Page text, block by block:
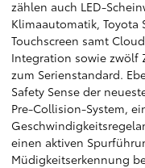
zählen auch LED-
Klimaautomatik, Toyota
Touchscreen samt
Integration sowie zwölf
zum Serienstandard.
Safety Sense der
Pre-Collision-System,
einen aktiven
Müdigkeitserkennung